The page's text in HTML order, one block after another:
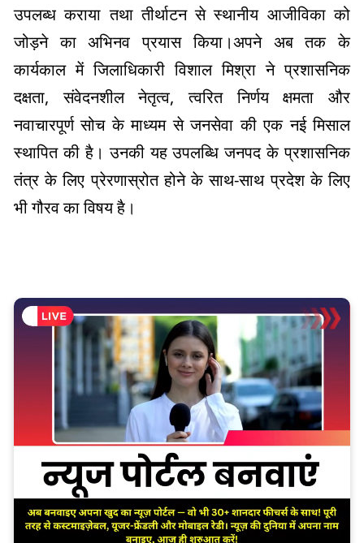
उपलब्ध कराया तथा तीर्थाटन से स्थानीय आजीविका को
जोड़ने का अभिनव प्रयास किया।अपने अब तक के
कार्यकाल में जिलाधिकारी विशाल मिश्रा ने प्रशासनिक
दक्षता, संवेदनशील नेतृत्व, त्वरित निर्णय क्षमता और
नवाचारपूर्ण सोच के माध्यम से जनसेवा की एक नई मिसाल
स्थापित की है। उनकी यह उपलब्धि जनपद के प्रशासनिक
तंत्र के लिए प्रेरणास्रोत होने के साथ-साथ प्रदेश के लिए
भी गौरव का विषय है।